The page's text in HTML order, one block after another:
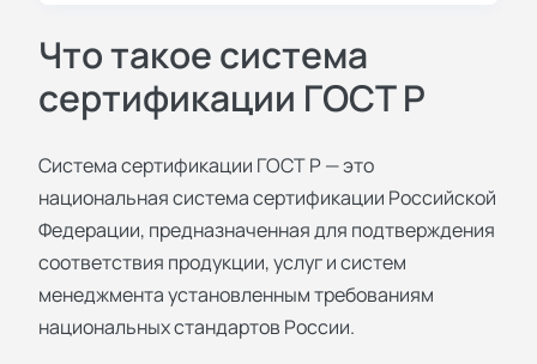
Что такое система
сертификации ГОСТ Р
Система сертификации ГОСТ Р — это
национальная система сертификации Российской
Федерации, предназначенная для подтверждения
соответствия продукции, услуг и систем
менеджмента установленным требованиям
национальных стандартов России.